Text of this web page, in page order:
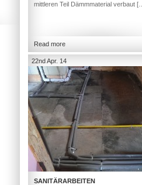
mittleren Teil Dämmmaterial verbaut
Read more
22nd Apr. 14
SANITÄRARBEITEN